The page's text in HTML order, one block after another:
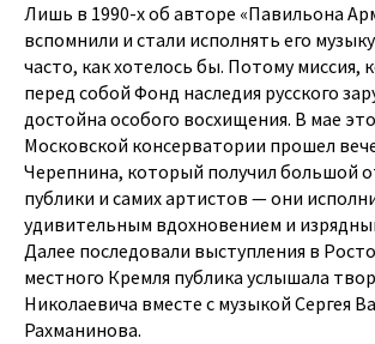
Лишь в 1990-х об авторе «Павильона
вспомнили и стали исполнять его
часто, как хотелось бы. Потому миссия,
перед собой Фонд наследия русского
достойна особого восхищения. В мае
Московской консерватории прошел
Черепнина, который получил большой
публики и самих артистов — они
удивительным вдохновением и
Далее последовали выступления в
местного Кремля публика услышала
Николаевича вместе с музыкой Сергея
Рахманинова.